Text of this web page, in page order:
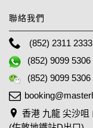
聯絡我們
(852) 2311 2333
(852) 9099 5306
(852) 9099 5306
香港 九龍 尖沙咀